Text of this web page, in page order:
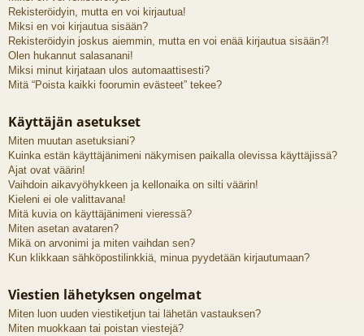
t
Rekisteröidyin, mutta en voi kirjautua!
Miksi en voi kirjautua sisään?
Rekisteröidyin joskus aiemmin, mutta en voi enää kirjautua sisään?!
Olen hukannut salasanani!
Miksi minut kirjataan ulos automaattisesti?
Mitä “Poista kaikki foorumin evästeet” tekee?
Käyttäjän asetukset
Miten muutan asetuksiani?
Kuinka estän käyttäjänimeni näkymisen paikalla olevissa käyttäjissä?
Ajat ovat väärin!
Vaihdoin aikavyöhykkeen ja kellonaika on silti väärin!
Kieleni ei ole valittavana!
Mitä kuvia on käyttäjänimeni vieressä?
Miten asetan avataren?
Mikä on arvonimi ja miten vaihdan sen?
Kun klikkaan sähköpostilinkkiä, minua pyydetään kirjautumaan?
Viestien lähetyksen ongelmat
Miten luon uuden viestiketjun tai lähetän vastauksen?
Miten muokkaan tai poistan viestejä?